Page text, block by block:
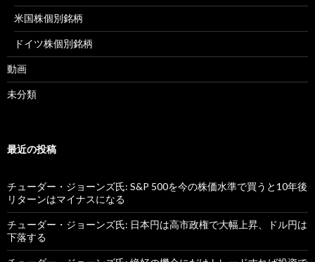
米国株個別銘柄
ドイツ株個別銘柄
動画
未分類
最近の投稿
チューダー・ジョーンズ氏: S&P 500を今の株価水準で買うと10年後
リターンはマイナスになる
チューダー・ジョーンズ氏: 日本円は高市政権で大幅上昇、ドル円は
下落する